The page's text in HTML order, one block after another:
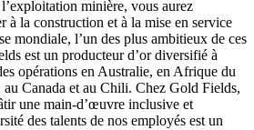
minière, vous aurez
à la construction et à la mise en service
mondiale, l’un des plus ambitieux de ces
est un producteur d’or diversifié à
opérations en Australie, en Afrique du
au Canada et au Chili. Chez Gold Fields,
une main-d’œuvre inclusive et
des talents de nos employés est un